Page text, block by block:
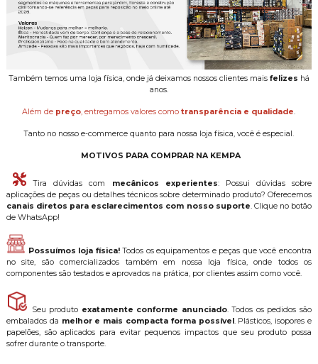
Também temos uma loja física, onde já deixamos nossos clientes mais felizes há
anos.
Além de preço , entregamos valores comotransparência e qualidade
Tanto no nosso e-commerce quanto para nossa loja física, você é especial.
MOTIVOS PARA COMPRAR NA KEMPA
Tira dúvidas com mecânicos experientes: Possui dúvidas sobre
aplicações de peças ou detalhes técnicos sobre determinado produto? Oferecemos
canais diretos para esclarecimentos com nosso suporte . Clique no botão
de WhatsApp!
Possuímos loja física!Todos os equipamentos e peças que você encontra
no site, são comercializados também em nossa loja física, onde todos os
componentes são testados e aprovados na prática, por clientes assim como você.
Seu produto exatamente conforme anunciado. Todos os pedidos são
embalados da melhor e mais compacta forma possível. Plásticos, isopores e
papelões, são aplicados para evitar pequenos impactos que seu produto possa
sofrer durante o transporte.